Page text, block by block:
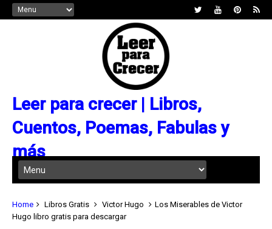
Leer para crecer | Libros,
Cuentos, Poemas, Fabulas y
más
Home Libros Gratis Victor Hugo
Los Miserables de Victor
Hugo libro gratis para descargar